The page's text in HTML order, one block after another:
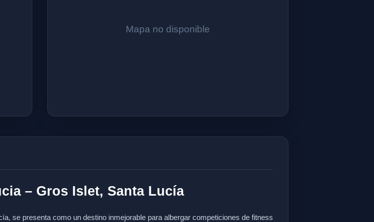
Mapa no disponible
– Gros Islet, Santa Lucía
se presenta como un destino inmejorable para albergar competiciones de fitness